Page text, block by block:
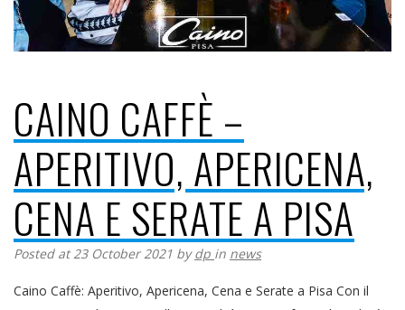
CAINO CAFFÈ –
APERITIVO, APERICENA,
CENA E SERATE A PISA
Posted at 23 October 2021 bydp in news
Caino Caffè: Aperitivo, Apericena, Cena e Serate a Pisa Con il